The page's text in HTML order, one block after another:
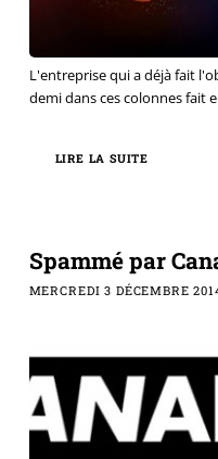
L'entreprise qui a déjà fait
demi dans ces colonnes fait
LIRE LA SUITE
Spammé par
MERCREDI 3 DÉCEMBRE